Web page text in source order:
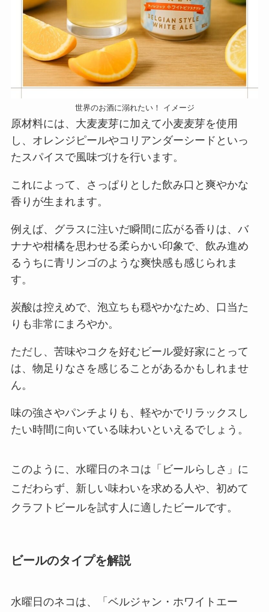
世界のお酒に溺れたい！ イメージ
原材料には、大麦麦芽に加えて小麦麦芽を使用
し、オレンジピールやコリアンダーシードといっ
たスパイスで風味づけを行います。
これによって、さっぱりとした飲み口と爽やかな
香りが生まれます。
例えば、グラスに注いだ瞬間に広がる香りは、バ
ナナや柑橘を思わせる柔らかい印象で、飲み進め
るうちに青リンゴのような爽快感も感じられま
す。
炭酸は控えめで、泡立ちも穏やかなため、口当た
りも非常にまろやか。
ただし、苦味やコクを好むビール愛好家にとって
は、物足りなさを感じることがあるかもしれませ
ん。
味の強さやパンチよりも、軽やかでリラックスし
たい時間に向いている味わいといえるでしょう。
このように、水曜日のネコは「ビールらしさ」に
こだわらず、新しい味わいを求める人や、初めて
クラフトビールを試す人に適したビールです。
ビールのタイプを解説
水曜日のネコは、「ベルジャン・ホワイトエー